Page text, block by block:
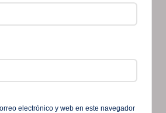
electrónico y web en este navegador